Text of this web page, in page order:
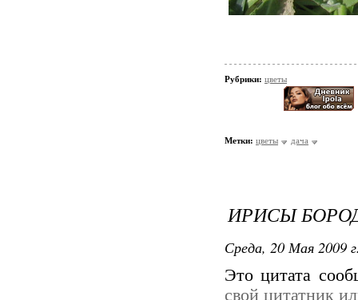
Рубрики: цветы
Метки: цветы дача
ИРИСЫ
Среда, 20 Мая 2009
Это цитата
свой цитатник